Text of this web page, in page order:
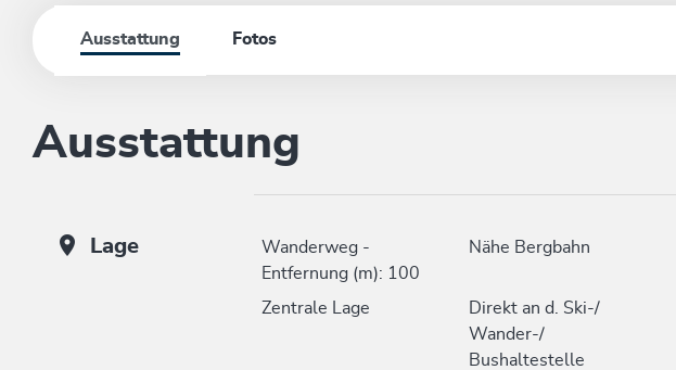
Ausstattung Fotos
Ausstattung
Lage
Wanderweg -
Entfernung (m): 100
Nähe Bergbahn
Zentrale Lage
Direkt an d. Ski-/
Wander-/
Bushaltestelle